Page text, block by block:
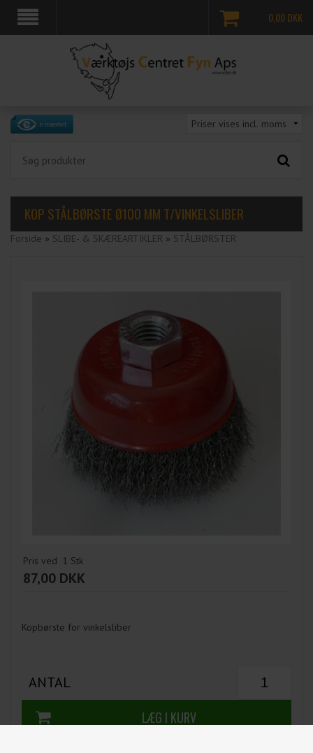
0,00 DKK
KOP STÅLBØRSTE Ø100 MM T/VINKELSLIBER
Forside » SLIBE- & SKÆREARTIKLER » STÅLBØRSTER
Pris ved 1 Stk
87,00 DKK
Kopbørste for vinkelsliber
ANTAL